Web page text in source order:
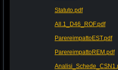
Statuto.pdf
All.1_D46_ROF.pdf
ParereimpattoEST.pdf
ParereimpattoREM.pdf